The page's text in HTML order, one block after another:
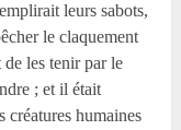
leurs sabots,
le claquement
les tenir par le
; et il était
créatures humaines